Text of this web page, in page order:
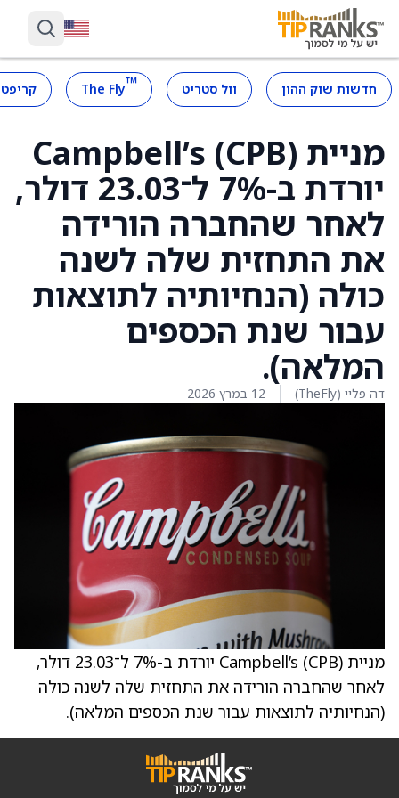
חדשות שוק ההון וול סטריט ™
The Fly
מניית Campbell’s (CPB)
יורדת ב-7% ל־23.03 דולר,
לאחר שהחברה הורידה
את התחזית שלה לשנה
כולה (הנחיותיה לתוצאות
עבור שנת הכספים
המלאה).
דה פליי (TheFly) 12 במרץ 2026
מניית Campbell’s (CPB) יורדת ב-7% ל־23.03 דולר,
לאחר שהחברה הורידה את התחזית שלה לשנה כולה
(הנחיותיה לתוצאות עבור שנת הכספים המלאה).